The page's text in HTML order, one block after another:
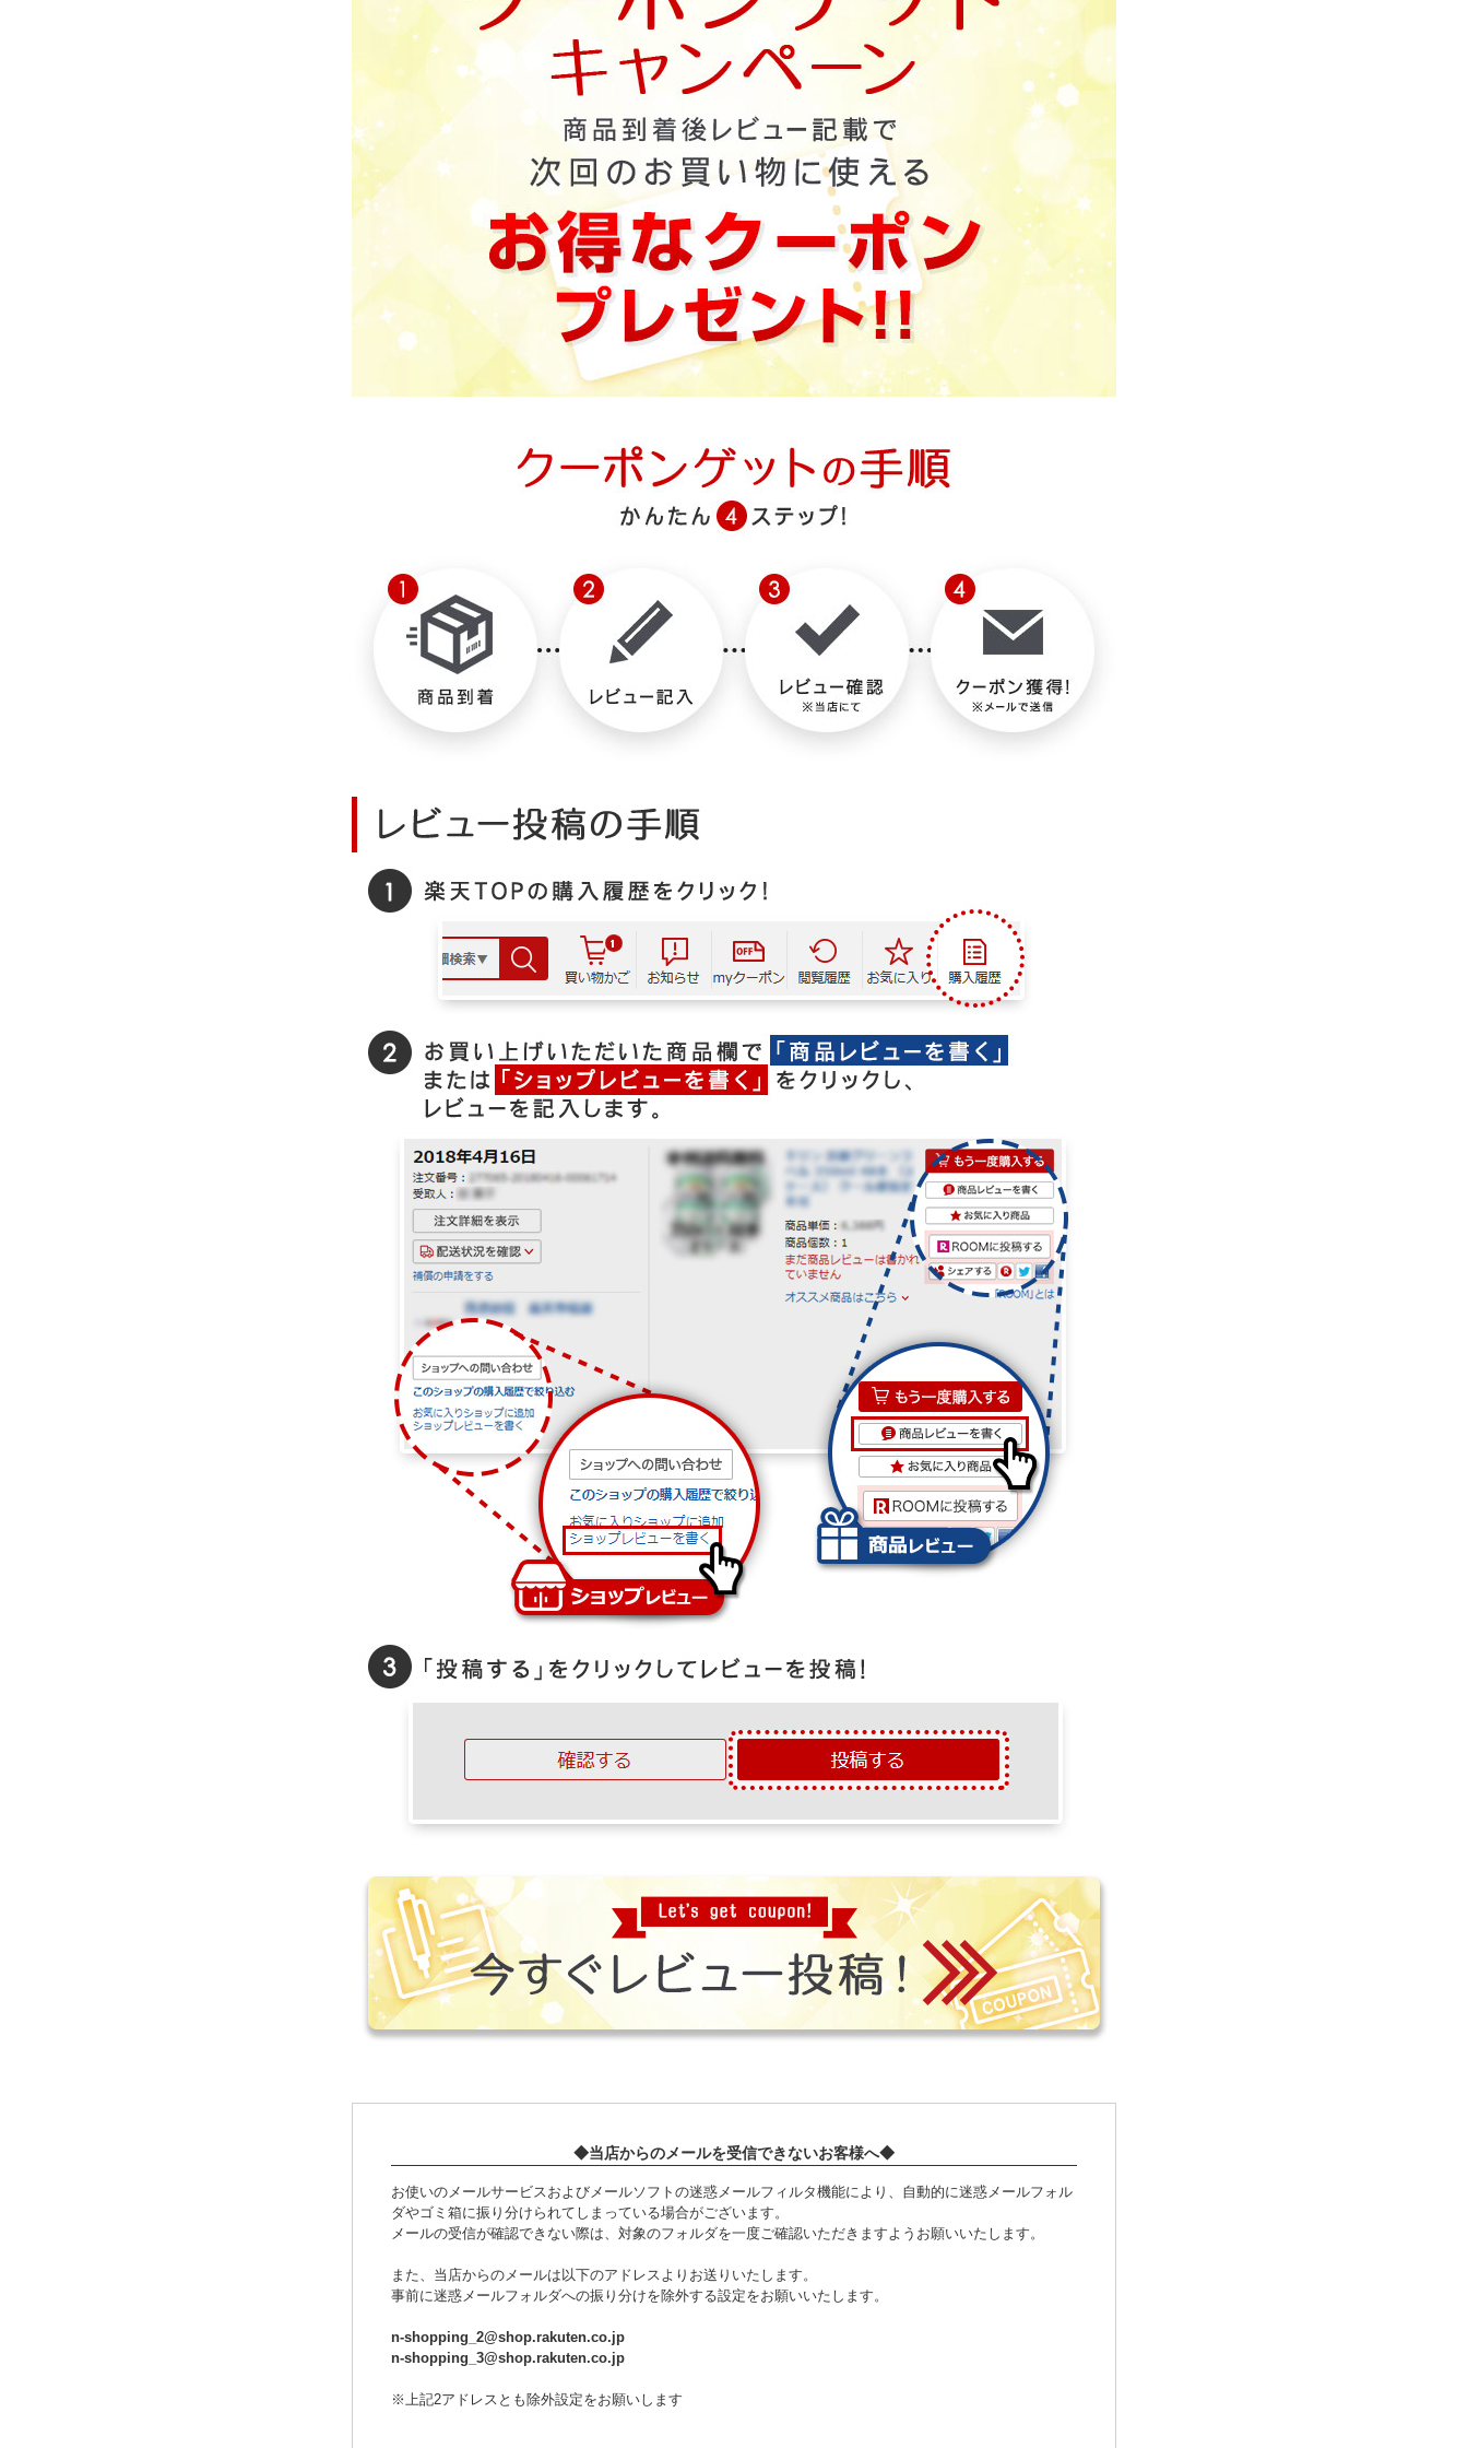
◆当店からのメールを受信できないお客様へ◆
お使いのメールサービスおよびメールソフトの迷惑メールフィルタ機能により、自動的に迷惑メールフォル
ダやゴミ箱に振り分けられてしまっている場合がございます。
メールの受信が確認できない際は、対象のフォルダを一度ご確認いただきますようお願いいたします。
また、当店からのメールは以下のアドレスよりお送りいたします。
事前に迷惑メールフォルダへの振り分けを除外する設定をお願いいたします。
n-shopping_2@shop.rakuten.co.jp
n-shopping_3@shop.rakuten.co.jp
※上記2アドレスとも除外設定をお願いします